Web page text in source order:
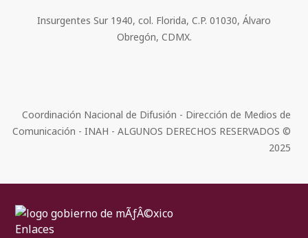
Insurgentes Sur 1940, col. Florida, C.P. 01030, Álvaro
Obregón, CDMX.
Coordinación Nacional de Difusión - Dirección de Medios de
Comunicación - INAH - ALGUNOS DERECHOS RESERVADOS ©
2025
Enlaces